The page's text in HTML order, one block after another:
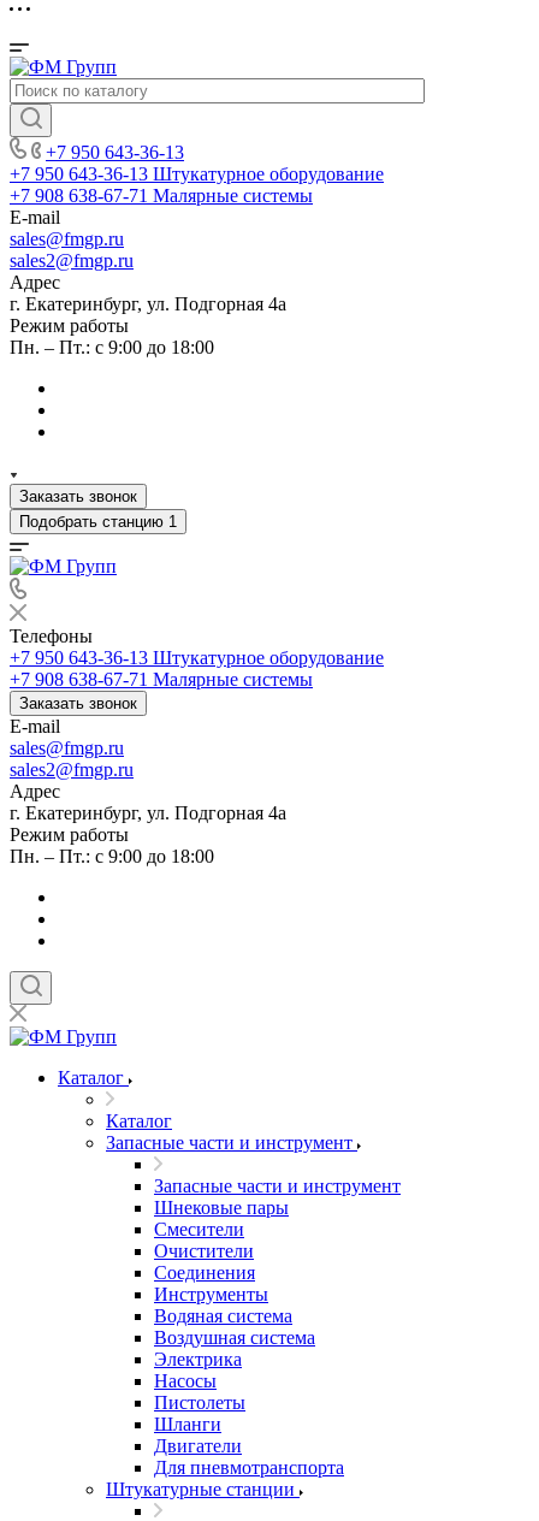
+7 950 643-36-13
+7 950 643-36-13 Штукатурное оборудование
+7 908 638-67-71 Малярные системы
E-mail
sales@fmgp.ru
sales2@fmgp.ru
Адрес
г. Екатеринбург, ул. Подгорная 4а
Режим работы
Пн. – Пт.: с 9:00 до 18:00
Заказать звонок
Подобрать станцию 1
Телефоны
+7 950 643-36-13 Штукатурное оборудование
+7 908 638-67-71 Малярные системы
Заказать звонок
E-mail
sales@fmgp.ru
sales2@fmgp.ru
Адрес
г. Екатеринбург, ул. Подгорная 4а
Режим работы
Пн. – Пт.: с 9:00 до 18:00
Каталог
Каталог
Запасные части и инструмент
Запасные части и инструмент
Шнековые пары
Смесители
Очистители
Соединения
Инструменты
Водяная система
Воздушная система
Электрика
Насосы
Пистолеты
Шланги
Двигатели
Для пневмотранспорта
Штукатурные станции